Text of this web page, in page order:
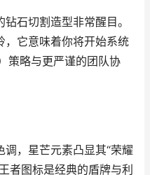
石切割造型非常醒目。
，它意味着你将开始系统
策略与更严谨的团队协
，星芒元素凸显其“荣耀
者图标是经典的盾牌与利